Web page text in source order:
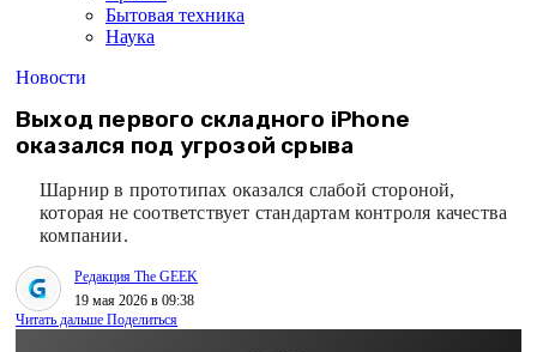
Бытовая техника
Наука
Новости
Выход первого складного iPhone
оказался под угрозой срыва
Шарнир в прототипах оказался слабой стороной,
которая не соответствует стандартам контроля качества
компании.
Редакция The GEEK
19 мая 2026 в 09:38
Читать дальше Поделиться